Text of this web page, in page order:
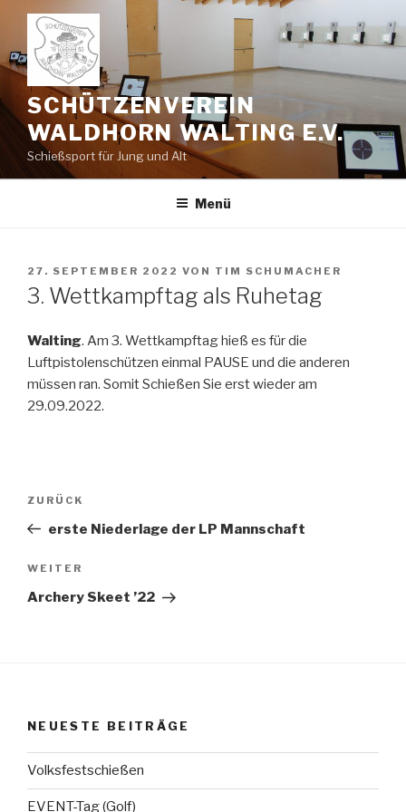
springen
SCHÜTZENVEREIN
WALDHORN WALTING E.V.
Schießsport für Jung und Alt
Menü
VERÖFFENTLICHT
AM
27. SEPTEMBER 2022 VON TIM SCHUMACHER
3. Wettkampftag als Ruhetag
Walting. Am 3. Wettkampftag hieß es für die
Luftpistolenschützen einmal PAUSE und die anderen
müssen ran. Somit Schießen Sie erst wieder am
29.09.2022.
Beitragsnavigation
Vorheriger
Beitrag
ZURÜCK
erste Niederlage der LP Mannschaft
Nächster
Beitrag
WEITER
Archery Skeet ’22
NEUESTE BEITRÄGE
Volksfestschießen
EVENT-Tag (Golf)